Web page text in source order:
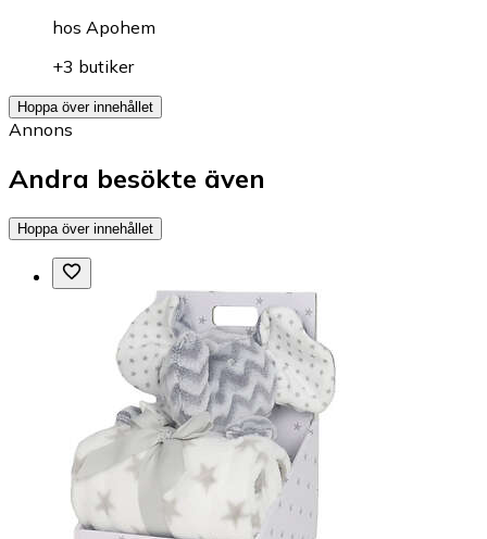
hos Apohem
+3 butiker
Hoppa över innehållet
Annons
Andra besökte även
Hoppa över innehållet